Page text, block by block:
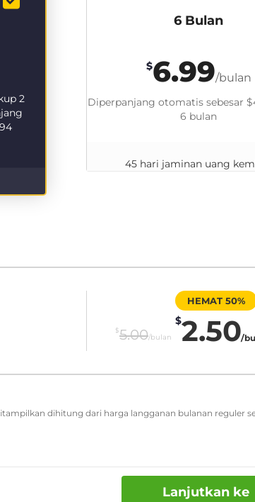
2
6 Bulan
$6.99/bulan
Diperpanjang otomatis sebesar
6 bulan
45 hari jaminan uang
$5.00/bulan
HEMAT 50%
$2.50/
dihitung dari harga langganan bulanan reguler
Lanjutkan ke